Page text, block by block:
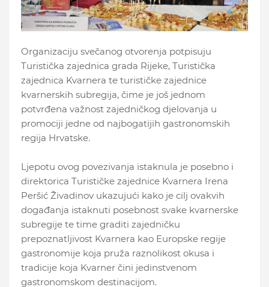
Organizaciju svečanog otvorenja potpisuju
Turistička zajednica grada Rijeke, Turistička
zajednica Kvarnera te turističke zajednice
kvarnerskih subregija, čime je još jednom
potvrđena važnost zajedničkog djelovanja u
promociji jedne od najbogatijih gastronomskih
regija Hrvatske.
Ljepotu ovog povezivanja istaknula je posebno i
direktorica Turističke zajednice Kvarnera Irena
Peršić Živadinov ukazujući kako je cilj ovakvih
događanja istaknuti posebnost svake kvarnerske
subregije te time graditi zajedničku
prepoznatljivost Kvarnera kao Europske regije
gastronomije koja pruža raznolikost okusa i
tradicije koja Kvarner čini jedinstvenom
gastronomskom destinacijom.